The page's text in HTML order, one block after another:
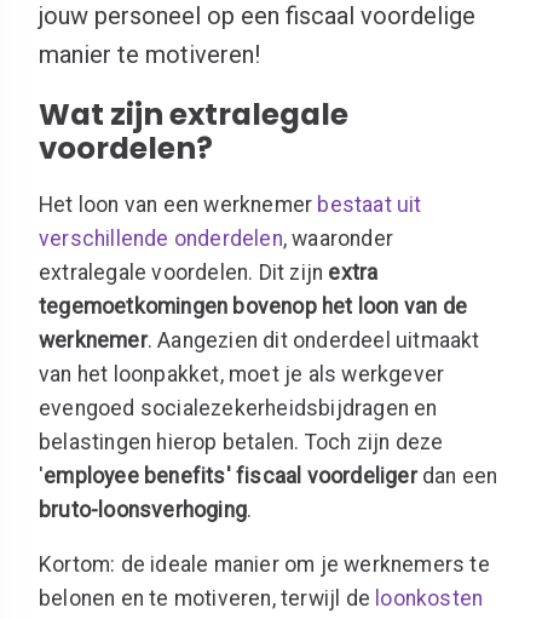
jouw personeel op een fiscaal voordelige
manier te motiveren!
Wat zijn extralegale
voordelen?
Het loon van een werknemer bestaat uit
verschillende onderdelen, waaronder
extralegale voordelen. Dit zijn extra
tegemoetkomingen bovenop het loon van de
werknemer. Aangezien dit onderdeel uitmaakt
van het loonpakket, moet je als werkgever
evengoed socialezekerheidsbijdragen en
belastingen hierop betalen. Toch zijn deze
'employee benefits' fiscaal voordeliger dan een
bruto-loonsverhoging.
Kortom: de ideale manier om je werknemers te
belonen en te motiveren, terwijl de loonkosten